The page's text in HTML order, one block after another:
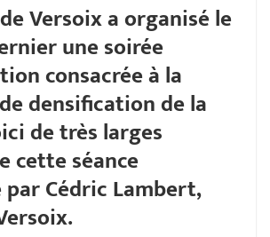
Versoix a organisé le
une soirée
consacrée à la
densification de la
de très larges
cette séance
Cédric Lambert,